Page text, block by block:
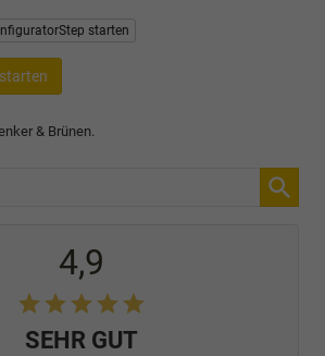
starten
& Brünen.
4,9
SEHR GUT